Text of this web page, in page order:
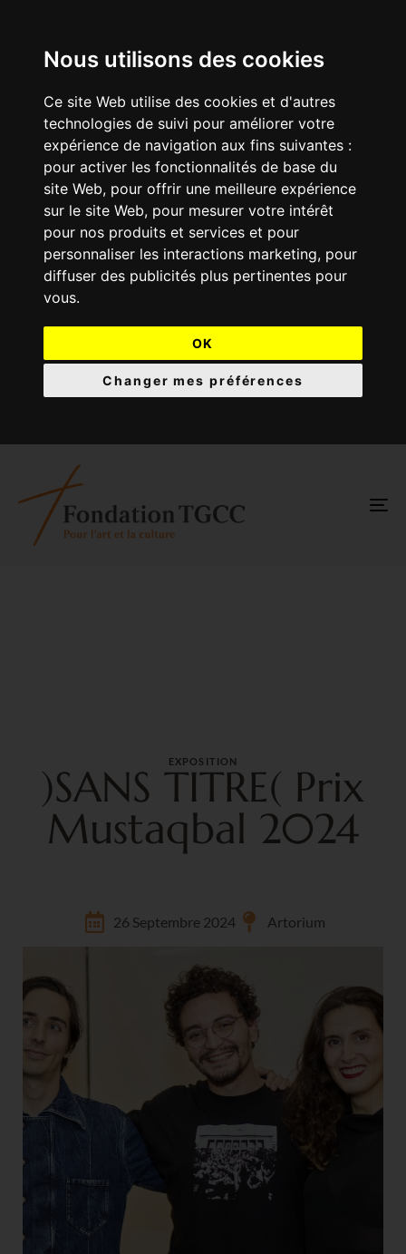
Nous utilisons des cookies
Ce site Web utilise des cookies et d'autres
technologies de suivi pour améliorer votre
expérience de navigation aux fins suivantes :
pour activer les fonctionnalités de base du
site Web, pour offrir une meilleure expérience
sur le site Web, pour mesurer votre intérêt
pour nos produits et services et pour
personnaliser les interactions marketing, pour
diffuser des publicités plus pertinentes pour
vous.
OK
Changer mes préférences
EXPOSITION
)SANS TITRE( Prix
Mustaqbal 2024
26 Septembre 2024 Artorium